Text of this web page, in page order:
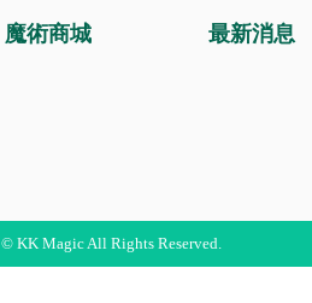
魔術商城 最新消息
KK Magic All Rights Reserved.